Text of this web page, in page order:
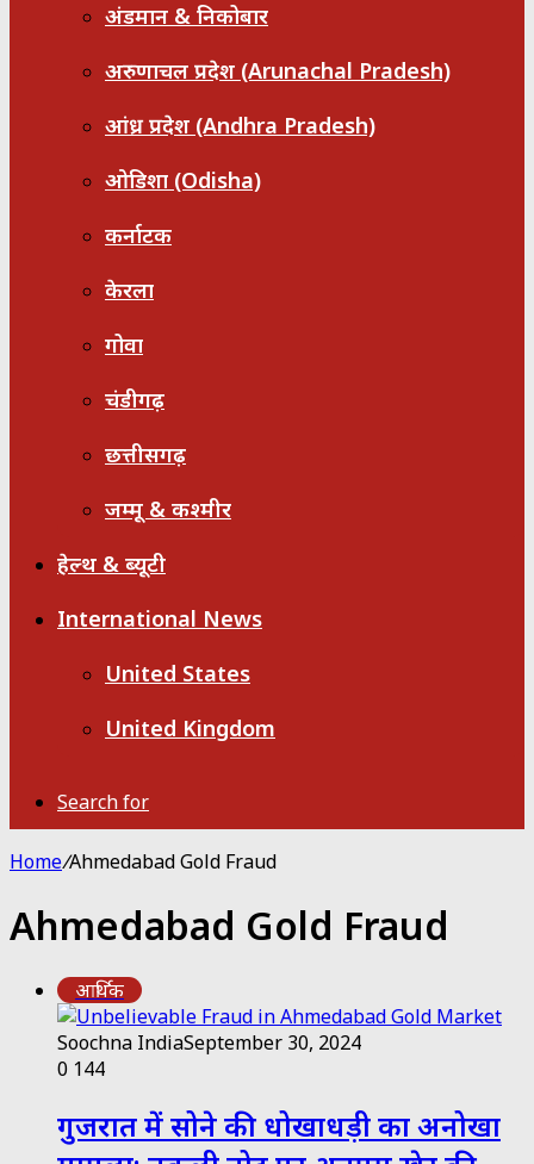
अंडमान & निकोबार
अरुणाचल प्रदेश (Arunachal Pradesh)
आंध्र प्रदेश (Andhra Pradesh)
ओडिशा (Odisha)
कर्नाटक
केरला
गोवा
चंडीगढ़
छत्तीसगढ़
जम्मू & कश्मीर
हेल्थ & ब्यूटी
International News
United States
United Kingdom
Search for
Home/Ahmedabad Gold Fraud
Ahmedabad Gold Fraud
आर्थिक
Soochna IndiaSeptember 30, 2024
0 144
गुजरात में सोने की धोखाधड़ी का अनोखा